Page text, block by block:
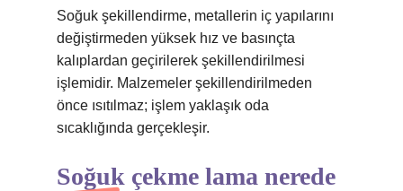
Soğuk şekillendirme, metallerin iç yapılarını
değiştirmeden yüksek hız ve basınçta
kalıplardan geçirilerek şekillendirilmesi
işlemidir. Malzemeler şekillendirilmeden
önce ısıtılmaz; işlem yaklaşık oda
sıcaklığında gerçekleşir.
Soğuk çekme lama nerede